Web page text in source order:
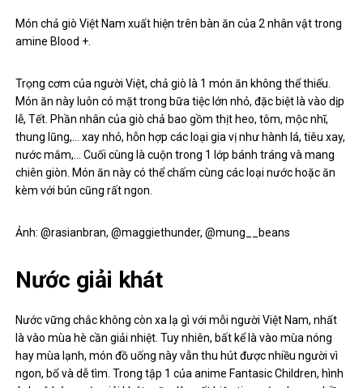
Món chả giò Việt Nam xuất hiện trên bàn ăn của 2 nhân vật trong
amine Blood +.
Trọng cơm của người Việt, chả giò là 1 món ăn không thể thiếu.
Món ăn này luôn có mặt trong bữa tiệc lớn nhỏ, đặc biệt là vào dịp
lễ, Tết. Phần nhân của giò chả bao gồm thịt heo, tôm, mộc nhĩ,
thung lũng,… xay nhỏ, hỗn hợp các loại gia vị như hành lá, tiêu xay,
nước mắm,… Cuối cùng là cuộn trong 1 lớp bánh tráng và mang
chiên giòn. Món ăn này có thể chấm cùng các loại nước hoặc ăn
kèm với bún cũng rất ngon.
Ảnh: @rasianbran, @maggiethunder, @mung__beans
Nước giải khát
Nước vững chắc không còn xa lạ gì với mỗi người Việt Nam, nhất
là vào mùa hè cần giải nhiệt. Tuy nhiên, bất kể là vào mùa nóng
hay mùa lạnh, món đồ uống này vẫn thu hút được nhiều người vì
ngon, bổ và dễ tìm. Trong tập 1 của anime Fantasic Children, hình